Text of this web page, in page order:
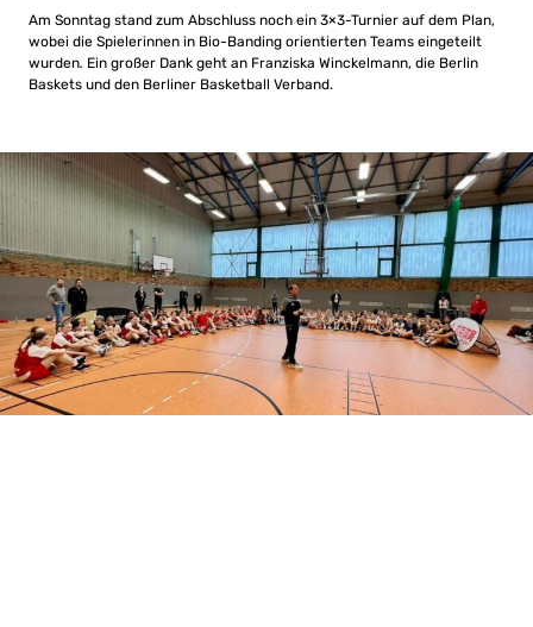
Am Sonntag stand zum Abschluss noch ein 3×3-Turnier auf dem Plan,
wobei die Spielerinnen in Bio-Banding orientierten Teams eingeteilt
wurden. Ein großer Dank geht an Franziska Winckelmann, die Berlin
Baskets und den Berliner Basketball Verband.